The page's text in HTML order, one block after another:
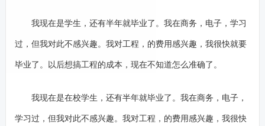
我现在是学生，还有半年就毕业了。我在商务，电子，学习
过，但我对此不感兴趣。我对工程，的费用感兴趣，我很快就要
毕业了。以后想搞工程的成本，现在不知道怎么准确了。
我现在是在校学生，还有半年就毕业了。我在商务，电子，
学习过，但我对此不感兴趣。我对工程，的费用感兴趣，我很快